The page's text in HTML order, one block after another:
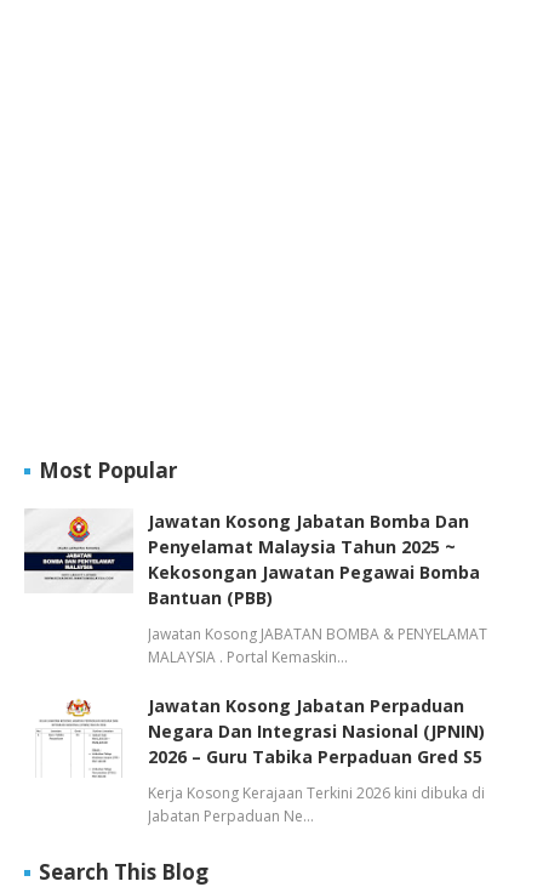
Most Popular
Jawatan Kosong Jabatan Bomba Dan
Penyelamat Malaysia Tahun 2025 ~
Kekosongan Jawatan Pegawai Bomba
Bantuan (PBB)
Jawatan Kosong JABATAN BOMBA & PENYELAMAT
MALAYSIA . Portal Kemaskin…
Jawatan Kosong Jabatan Perpaduan
Negara Dan Integrasi Nasional (JPNIN)
2026 – Guru Tabika Perpaduan Gred S5
Kerja Kosong Kerajaan Terkini 2026 kini dibuka di
Jabatan Perpaduan Ne…
Search This Blog